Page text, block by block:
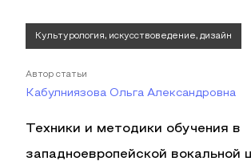
Культурология, искусствоведение, дизайн
Автор статьи
Кабулниязова Ольга Александровна
Техники и методики обучения в
западноевропейской вокальной